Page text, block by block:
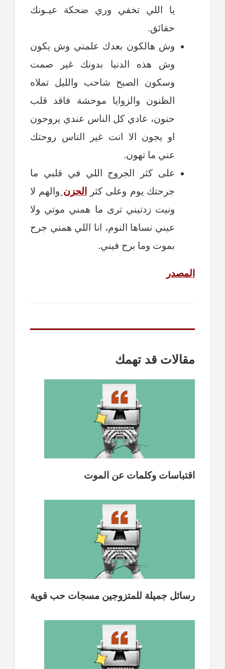
يا اللي تخفي وري ضحكة عيـونك
حقائق.
وش هالكون بعدك علمني وش يكون
وش هذه الدنيا بدونك غير صمت
وسكون الصبح شاحب والليل تملاه
الظنون والزوايا موحشة فاقد قلب
حنون، عادي كل الناس عندي يروحون
او يجون الا انت غير الناس روحتك
عني ما تهون.
على كثر الجروح اللي في قلبي ما
جرحتك يوم وعلى كثر
الحزن والهم لا
ونيت زدتيني ترى ما همني موتي ولا
عيني نساها النوم، انا اللي همني جرح
بموت وما برح فيني.
المصدر
مقالات قد تهمك
اقتباسات وكلمات عن الموت
رسائل جميلة للمتزوجين مسجات حب قوية